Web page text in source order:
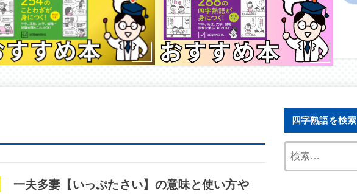
一夫多妻【いっぷたさい】の意味と使い方や
四字熟語を検索